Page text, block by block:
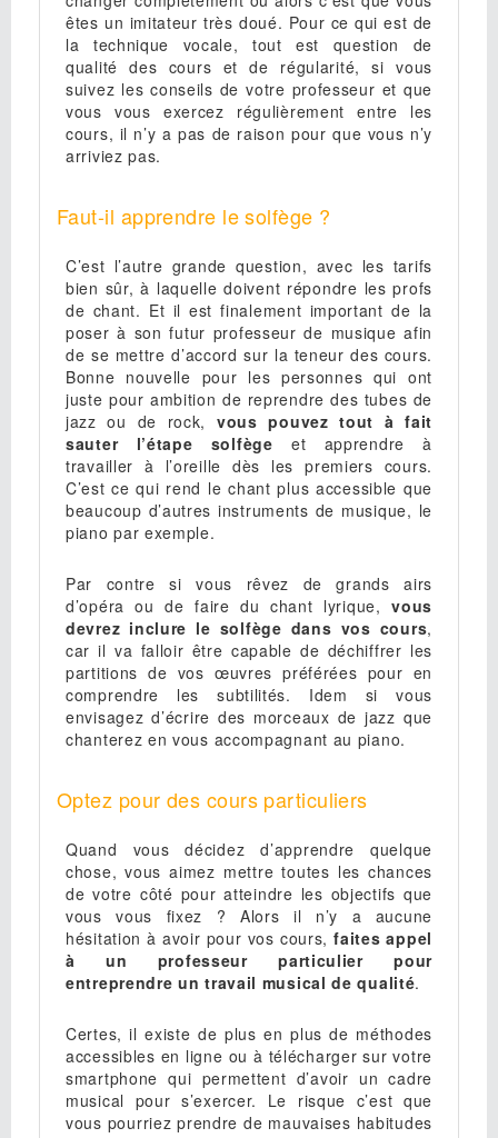
êtes un imitateur très doué. Pour ce qui est de
la technique vocale, tout est question de
qualité des cours et de régularité, si vous
suivez les conseils de votre professeur et que
vous vous exercez régulièrement entre les
cours, il n’y a pas de raison pour que vous n’y
arriviez pas.
Faut-il apprendre le solfège ?
C’est l’autre grande question, avec les tarifs
bien sûr, à laquelle doivent répondre les profs
de chant. Et il est finalement important de la
poser à son futur professeur de musique afin
de se mettre d’accord sur la teneur des cours.
Bonne nouvelle pour les personnes qui ont
juste pour ambition de reprendre des tubes de
jazz ou de rock, vous pouvez tout à fait
sauter l’étape solfège et apprendre à
travailler à l’oreille dès les premiers cours.
C’est ce qui rend le chant plus accessible que
beaucoup d’autres instruments de musique, le
piano par exemple.
Par contre si vous rêvez de grands airs
d’opéra ou de faire du chant lyrique,vous
devrez inclure le solfège dans vos cours,
car il va falloir être capable de déchiffrer les
partitions de vos œuvres préférées pour en
comprendre les subtilités. Idem si vous
envisagez d’écrire des morceaux de jazz que
chanterez en vous accompagnant au piano.
Optez pour des cours particuliers
Quand vous décidez d’apprendre quelque
chose, vous aimez mettre toutes les chances
de votre côté pour atteindre les objectifs que
vous vous fixez ? Alors il n’y a aucune
hésitation à avoir pour vos cours,faites appel
à un professeur particulier pour
entreprendre un travail musical de qualité.
Certes, il existe de plus en plus de méthodes
accessibles en ligne ou à télécharger sur votre
smartphone qui permettent d’avoir un cadre
musical pour s’exercer. Le risque c’est que
vous pourriez prendre de mauvaises habitudes